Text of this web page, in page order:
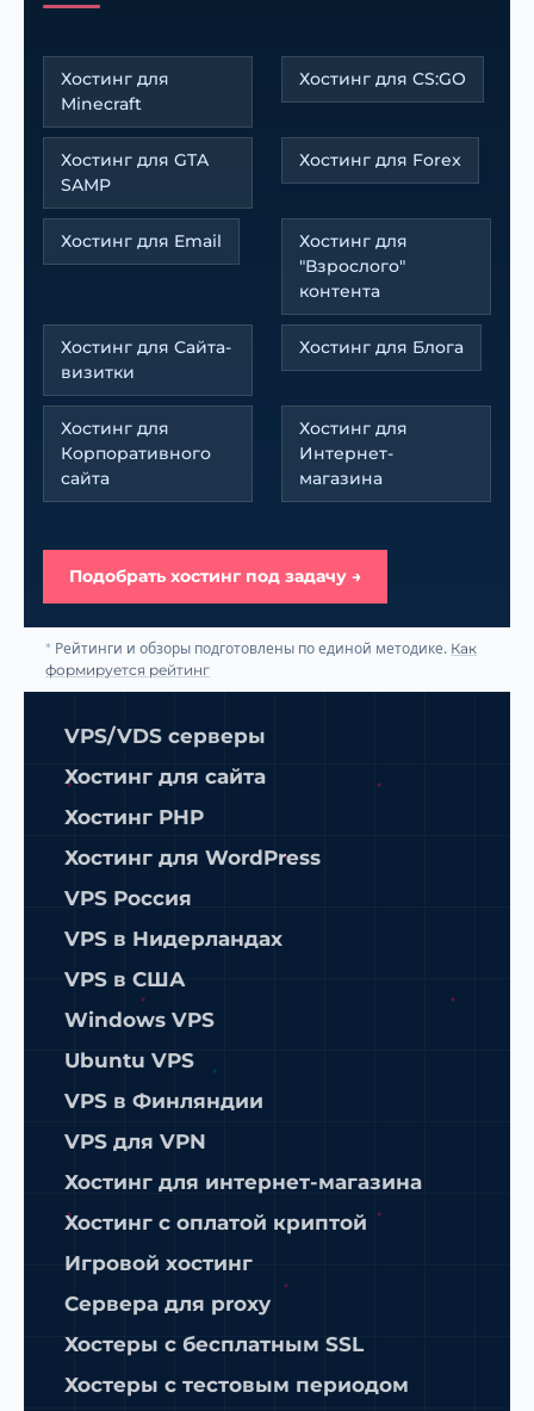
Хостинг для
Minecraft
Хостинг для CS:GO
Хостинг для GTA
SAMP
Хостинг для Forex
Хостинг для Email
Хостинг для
"Взрослого"
контента
Хостинг для Сайта-
визитки
Хостинг для Блога
Хостинг для
Корпоративного
сайта
Хостинг для
Интернет-
магазина
Подобрать хостинг под задачу →
* Рейтинги и обзоры подготовлены по единой методике. Как
формируется рейтинг
VPS/VDS серверы
Хостинг для сайта
Хостинг PHP
Хостинг для WordPress
VPS Россия
VPS в Нидерландах
VPS в США
Windows VPS
Ubuntu VPS
VPS в Финляндии
VPS для VPN
Хостинг для интернет-магазина
Хостинг с оплатой криптой
Игровой хостинг
Сервера для proxy
Хостеры с бесплатным SSL
Хостеры с тестовым периодом